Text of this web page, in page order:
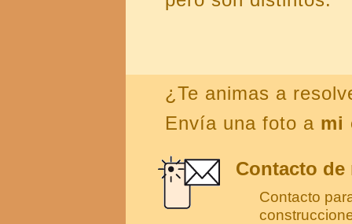
¿Te animas a
Envía una foto a mi
Contacto de
Contacto